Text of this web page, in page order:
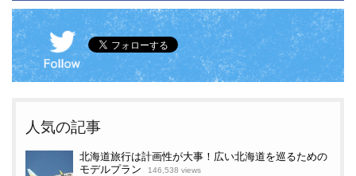
人気の記事
北海道旅行は計画性が大事！広い北海道を巡るための
モデルプラン
146,538 views